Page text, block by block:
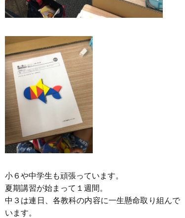
小６や中学生も頑張っています。
夏期講習が始まって１週間。
中３は連日、各教科の内容に一生懸命取り組んで
います。